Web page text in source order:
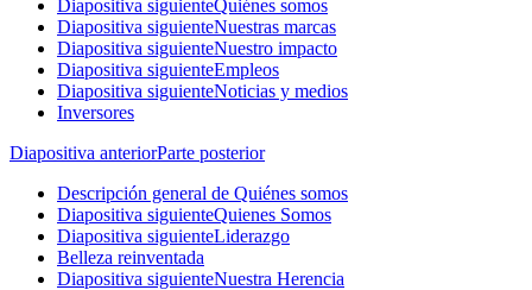
Diapositiva siguienteQuiénes somos
Diapositiva siguienteNuestras marcas
Diapositiva siguienteNuestro impacto
Diapositiva siguienteEmpleos
Diapositiva siguienteNoticias y medios
Inversores
Diapositiva anteriorParte posterior
Descripción general de Quiénes somos
Diapositiva siguienteQuienes Somos
Diapositiva siguienteLiderazgo
Belleza reinventada
Diapositiva siguienteNuestra Herencia